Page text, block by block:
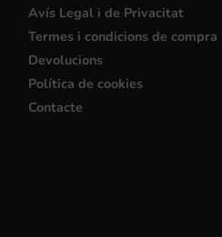
Avís Legal i de Privacitat
Termes i condicions de compra
Devolucions
Política de cookies
Contacte